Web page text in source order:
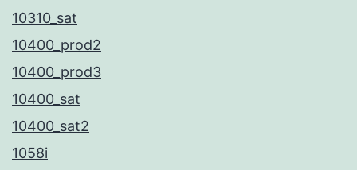
10310_sat
10400_prod2
10400_prod3
10400_sat
10400_sat2
1058i